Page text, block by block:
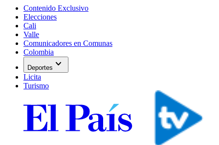
Contenido Exclusivo
Elecciones
Cali
Valle
Comunicadores en Comunas
Colombia
Deportes expand_more
Licita
Turismo